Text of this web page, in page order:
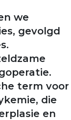
we
gevolgd
term voor
die
en